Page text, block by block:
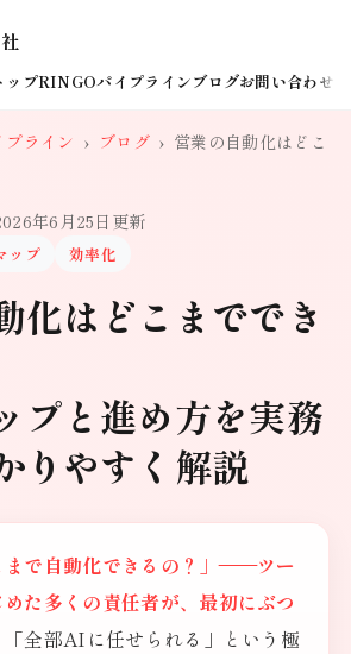
ップRINGOパイプラインブログお問い合わせ
ライン › ブログ › 営業の自動化はどこ
年6月25日更新
ップ 効率化
化はどこまででき
プと進め方を実務
りやすく解説
まで自動化できるの？」——ツー
た多くの責任者が、最初にぶつ
「全部AIに任せられる」という極